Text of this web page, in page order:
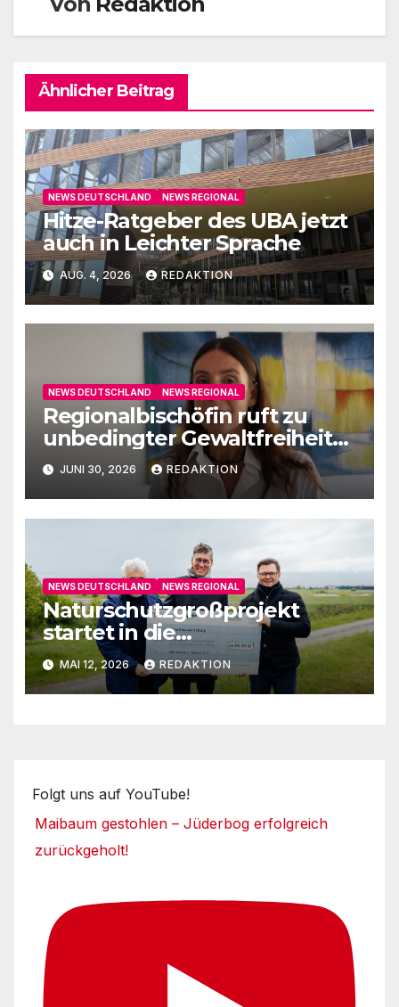
Ähnlicher Beitrag
NEWS DEUTSCHLAND NEWS REGIONAL
Hitze-Ratgeber des UBA jetzt
auch in Leichter Sprache
AUG. 4, 2026 REDAKTION
NEWS DEUTSCHLAND NEWS REGIONAL
Regionalbischöfin ruft zu
unbedingter Gewaltfreiheit
aufJUNI 30, 2026 REDAKTION
NEWS DEUTSCHLAND NEWS REGIONAL
Naturschutzgroßprojekt
startet in die
Umsetzungsphase
MAI 12, 2026 REDAKTION
Folgt uns auf YouTube!
Maibaum gestohlen – Jüderbog erfolgreich
zurückgeholt!